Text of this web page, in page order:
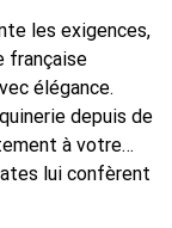
les exigences,
française
élégance.
depuis de
à votre
lui confèrent